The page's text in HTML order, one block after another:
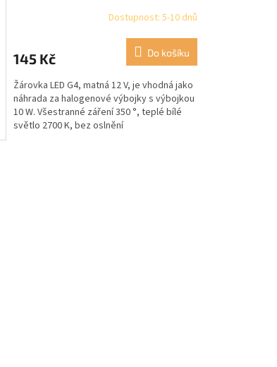
Dostupnost: 5-10 dnů
145 Kč Do košíku
Žárovka LED G4, matná 12 V, je vhodná jako
náhrada za halogenové výbojky s výbojkou
10 W. Všestranné záření 350 °, teplé bílé
světlo 2700 K, bez oslnění